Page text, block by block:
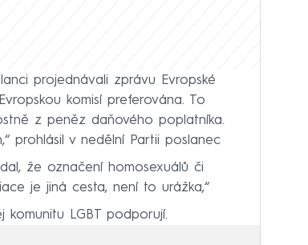
projednávali zprávu Evropské
komisí preferována. To
z peněz daňového poplatníka.
prohlásil v nedělní Partii poslanec
že označení homosexuálů či
je jiná cesta, není to urážka,“
komunitu LGBT podporují.